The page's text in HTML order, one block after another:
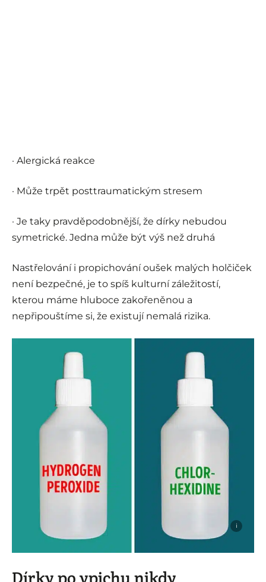
· Alergická reakce
· Může trpět posttraumatickým stresem
· Je taky pravděpodobnější, že dírky nebudou
symetrické. Jedna může být výš než druhá
Nastřelování i propichování oušek malých holčiček
není bezpečné, je to spíš kulturní záležitostí,
kterou máme hluboce zakořeněnou a
nepřipouštíme si, že existují nemalá rizika.
i